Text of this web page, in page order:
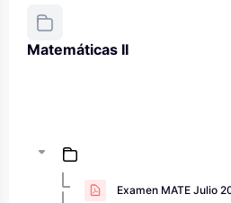
Matemáticas II
Examen MATE Julio